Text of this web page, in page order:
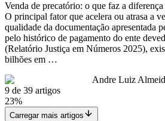
Venda de precatório: o que faz a
O principal fator que acelera ou atrasa a
qualidade da documentação apresentada
pelo histórico de pagamento do ente
(Relatório Justiça em Números 2025),
bilhões em …
Andre Luiz
9 de 39 artigos
23%
Carregar mais artigos